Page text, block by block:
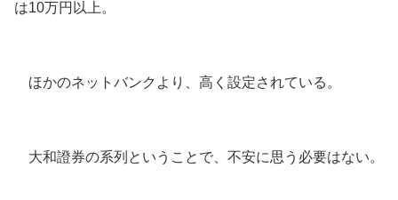
は10万円以上。
ほかのネットバンクより、高く設定されている。
大和證券の系列ということで、不安に思う必要はない。